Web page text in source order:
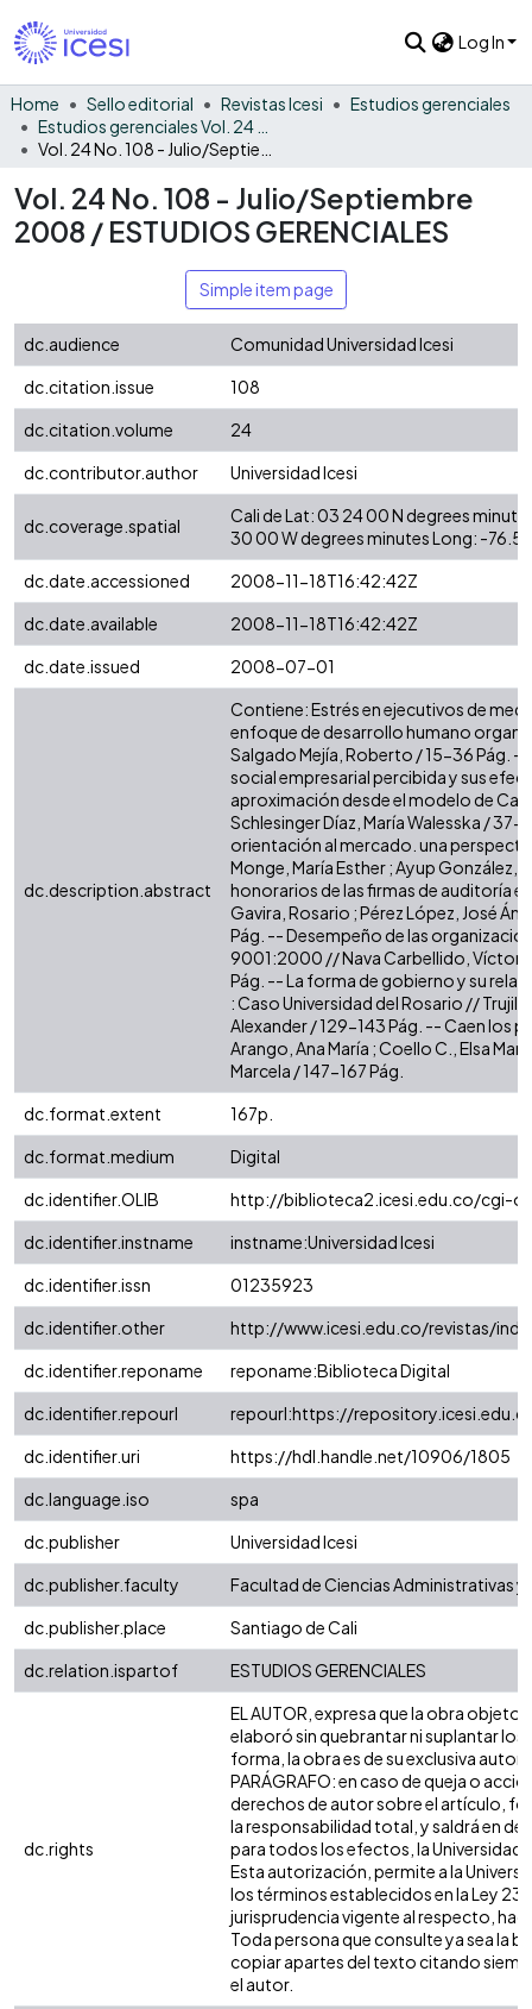
Log In
Home Sello editorial Revistas Icesi
Estudios gerenciales
Vol. 24 No. 108 - Julio/Septiembre
2008 / ESTUDIOS GERENCIALES
Simple item page
dc.audience
Comunidad Universidad Icesi
dc.citation.issue
108
dc.citation.volume
24
dc.contributor.author
Universidad Icesi
dc.coverage.spatial
Cali de Lat: 03 24 00 N degrees
30 00 W degrees minutes Long: -
dc.date.accessioned
2008-11-18T16:42:42Z
dc.date.available
2008-11-18T16:42:42Z
dc.date.issued
2008-07-01
dc.description.abstract
Contiene: Estrés en ejecutivos de
enfoque de desarrollo humano
Salgado Mejía, Roberto / 15-36 Pág.
social empresarial percibida y sus
aproximación desde el modelo de
Schlesinger Díaz, María Walesska /
orientación al mercado. una
Monge, María Esther ; Ayup González,
honorarios de las firmas de auditoría
Gavira, Rosario ; Pérez López, José
Pág. -- Desempeño de las
9001:2000 // Nava Carbellido, Víctor
Pág. -- La forma de gobierno y su
: Caso Universidad del Rosario //
Alexander / 129-143 Pág. -- Caen los
Arango, Ana María ; Coello C., Elsa
Marcela / 147-167 Pág.
dc.format.extent
167p.
dc.format.medium
Digital
dc.identifier.OLIB
http://biblioteca2.icesi.edu.co/cgi-
dc.identifier.instname
instname:Universidad Icesi
dc.identifier.issn
01235923
dc.identifier.other
http://www.icesi.edu.co/revistas/
dc.identifier.reponame
reponame:Biblioteca Digital
dc.identifier.repourl
repourl:https://
dc.identifier.uri
https://hdl.handle.net/10906/1805
dc.language.iso
spa
dc.publisher
Universidad Icesi
dc.publisher.faculty
Facultad de Ciencias Administrativas
dc.publisher.place
Santiago de Cali
dc.relation.ispartof
ESTUDIOS GERENCIALES
dc.rights
EL AUTOR, expresa que la obra
elaboró sin quebrantar ni suplantar
forma, la obra es de su exclusiva
PARÁGRAFO: en caso de queja o
derechos de autor sobre el artículo,
la responsabilidad total, y saldrá en
para todos los efectos, la Universidad
Esta autorización, permite a la
los términos establecidos en la Ley 23
jurisprudencia vigente al respecto,
Toda persona que consulte ya sea la
copiar apartes del texto citando
el autor.